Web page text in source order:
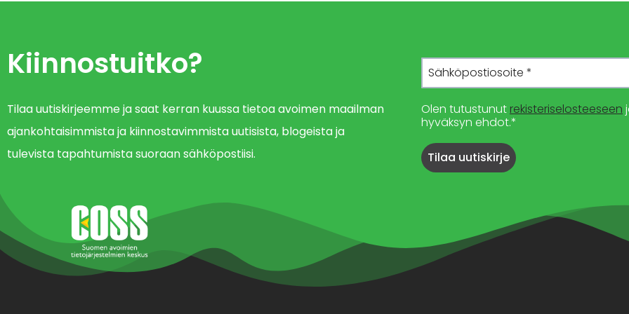
Kiinnostuitko?
Tilaa uutiskirjeemme ja saat kerran kuussa tietoa avoimen maailman
ajankohtaisimmista ja kiinnostavimmista uutisista, blogeista ja
tulevista tapahtumista suoraan sähköpostiisi.
Olen tutustunut rekisteriselosteeseen
hyväksyn ehdot.*